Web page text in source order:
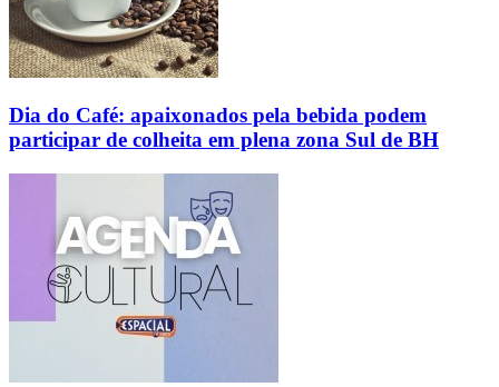
Dia do Café: apaixonados pela bebida podem
participar de colheita em plena zona Sul de BH